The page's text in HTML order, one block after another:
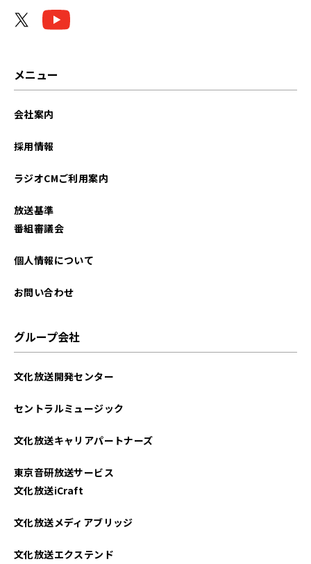
2025年09月
2025年06月
2025年01月
2024年12月
メニュー
会社案内
採用情報
ラジオCMご利用案内
放送基準
番組審議会
個人情報について
お問い合わせ
グループ会社
文化放送開発センター
セントラルミュージック
文化放送キャリアパートナーズ
東京音研放送サービス
文化放送iCraft
文化放送メディアブリッジ
文化放送エクステンド